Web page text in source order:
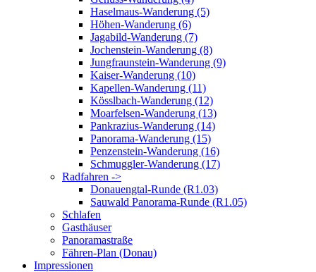
Haselmaus-Wanderung (5)
Höhen-Wanderung (6)
Jagabild-Wanderung (7)
Jochenstein-Wanderung (8)
Jungfraunstein-Wanderung (9)
Kaiser-Wanderung (10)
Kapellen-Wanderung (11)
Kösslbach-Wanderung (12)
Moarfelsen-Wanderung (13)
Pankrazius-Wanderung (14)
Panorama-Wanderung (15)
Penzenstein-Wanderung (16)
Schmuggler-Wanderung (17)
Radfahren ->
Donauengtal-Runde (R1.03)
Sauwald Panorama-Runde (R1.05)
Schlafen
Gasthäuser
Panoramastraße
Fähren-Plan (Donau)
Impressionen